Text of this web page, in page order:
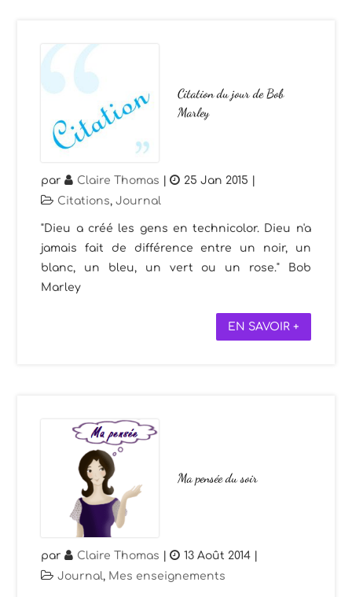
Citation du jour de Bob
Marley
par Claire Thomas | 25 Jan 2015
Citations,Journal
"Dieu a créé les gens en technicolor. Dieu n'a
jamais fait de différence entre un noir, un
blanc, un bleu, un vert ou un rose." Bob
Marley
EN SAVOIR +
Ma pensée du soir
par Claire Thomas | 13 Août 2014
Journal, Mes enseignements